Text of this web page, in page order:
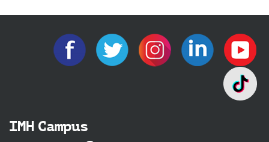
IMH Campus